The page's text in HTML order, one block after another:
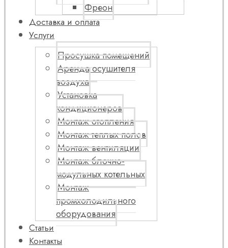
Фреон
Доставка и оплата
Услуги
Просушка помещений
Аренда осушителя
воздуха
Установка
кондиционеров
Монтаж отопления
Монтаж теплых полов
Монтаж вентиляции
Монтаж блочно-
модульных котельных
Монтаж
промхолодильного
оборудования
Статьи
Контакты